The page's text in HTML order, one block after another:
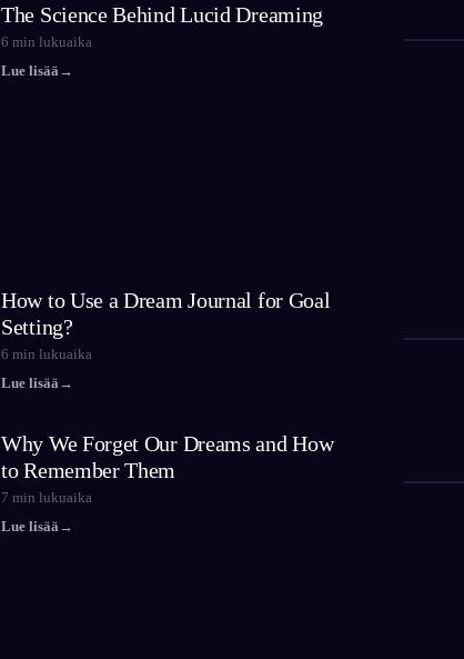
The Science Behind Lucid Dreaming
6 min lukuaika
Lue lisää →
How to Use a Dream Journal for Goal
Setting?
6 min lukuaika
Lue lisää →
Why We Forget Our Dreams and How
to Remember Them
7 min lukuaika
Lue lisää →